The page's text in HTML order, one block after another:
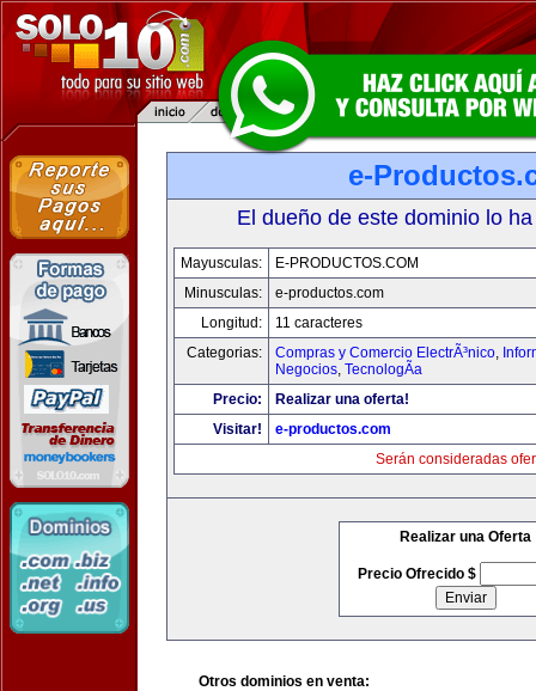
e-
El dueño de este dominio lo
Mayusculas:
E-PRODUCTOS.COM
Minusculas:
e-productos.com
Longitud:
11 caracteres
Categorias:
Compras y Comercio ElectrÃ³nico,
Negocios, TecnologÃ­a
Precio:
Realizar una oferta!
Visitar!
e-productos.com
Serán consideradas
Realizar una Oferta
Precio Ofrecido $
Otros dominios en venta: